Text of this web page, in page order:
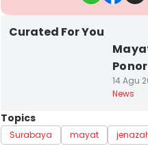
Curated For You
14 Agu
News
Topics
Surabaya mayat